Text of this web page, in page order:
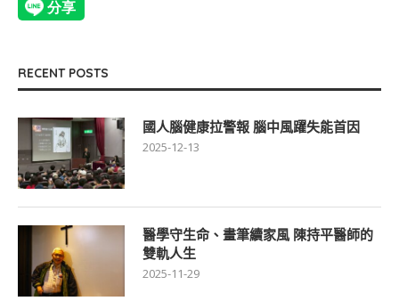
RECENT POSTS
國人腦健康拉警報 腦中風躍失能首因
2025-12-13
醫學守生命、畫筆續家風 陳持平醫師的
雙軌人生
2025-11-29